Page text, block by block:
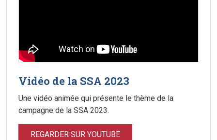
Vidéo de la SSA 2023
Une vidéo animée qui présente le thème de la
campagne de la SSA 2023.
REGARDER SUR YOUTUBE